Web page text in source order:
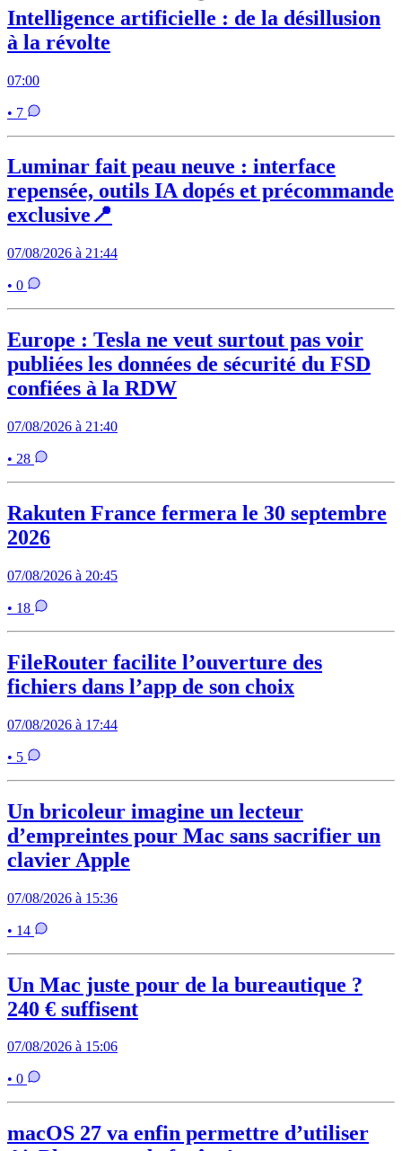
Intelligence artificielle : de la désillusion
à la révolte
07:00
• 7
Luminar fait peau neuve : interface
repensée, outils IA dopés et précommande
exclusive📍
07/08/2026 à 21:44
• 0
Europe : Tesla ne veut surtout pas voir
publiées les données de sécurité du FSD
confiées à la RDW
07/08/2026 à 21:40
• 28
Rakuten France fermera le 30 septembre
2026
07/08/2026 à 20:45
• 18
FileRouter facilite l’ouverture des
fichiers dans l’app de son choix
07/08/2026 à 17:44
• 5
Un bricoleur imagine un lecteur
d’empreintes pour Mac sans sacrifier un
clavier Apple
07/08/2026 à 15:36
• 14
Un Mac juste pour de la bureautique ?
240 € suffisent
07/08/2026 à 15:06
• 0
macOS 27 va enfin permettre d’utiliser